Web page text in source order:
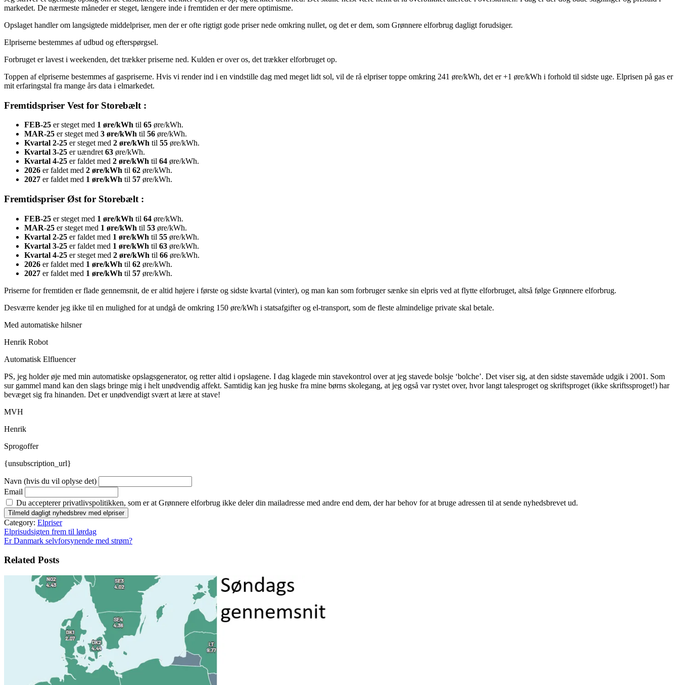
markedet. De nærmeste måneder er steget, længere inde i fremtiden er der mere optimisme.
Opslaget handler om langsigtede middelpriser, men der er ofte rigtigt gode priser nede omkring nullet, og det er dem, som Grønnere elforbrug dagligt forudsiger.
Elpriserne bestemmes af udbud og efterspørgsel.
Forbruget er lavest i weekenden, det trækker priserne ned. Kulden er over os, det trækker elforbruget op.
Toppen af elpriserne bestemmes af gaspriserne. Hvis vi render ind i en vindstille dag med meget lidt sol, vil de rå elpriser toppe omkring 241 øre/kWh, det er +1 øre/kWh i forhold til sidste uge. Elprisen på gas er
mit erfaringstal fra mange års data i elmarkedet.
Fremtidspriser Vest for Storebælt :
FEB-25 er steget med 1 øre/kWh til 65 øre/kWh.
MAR-25 er steget med 3 øre/kWh til 56 øre/kWh.
Kvartal 2-25 er steget med 2 øre/kWh til 55 øre/kWh.
Kvartal 3-25 er uændret 63 øre/kWh.
Kvartal 4-25 er faldet med 2 øre/kWh til 64 øre/kWh.
2026 er faldet med 2 øre/kWh til 62 øre/kWh.
2027 er faldet med 1 øre/kWh til 57 øre/kWh.
Fremtidspriser Øst for Storebælt :
FEB-25 er steget med 1 øre/kWh til 64 øre/kWh.
MAR-25 er steget med 1 øre/kWh til 53 øre/kWh.
Kvartal 2-25 er faldet med 1 øre/kWh til 55 øre/kWh.
Kvartal 3-25 er faldet med 1 øre/kWh til 63 øre/kWh.
Kvartal 4-25 er steget med 2 øre/kWh til 66 øre/kWh.
2026 er faldet med 1 øre/kWh til 62 øre/kWh.
2027 er faldet med 1 øre/kWh til 57 øre/kWh.
Priserne for fremtiden er flade gennemsnit, de er altid højere i første og sidste kvartal (vinter), og man kan som forbruger sænke sin elpris ved at flytte elforbruget, altså følge Grønnere elforbrug.
Desværre kender jeg ikke til en mulighed for at undgå de omkring 150 øre/kWh i statsafgifter og el-transport, som de fleste almindelige private skal betale.
Med automatiske hilsner
Henrik Robot
Automatisk Elfluencer
PS, jeg holder øje med min automatiske opslagsgenerator, og retter altid i opslagene. I dag klagede min stavekontrol over at jeg stavede bolsje ‘bolche’. Det viser sig, at den sidste stavemåde udgik i 2001. Som
sur gammel mand kan den slags bringe mig i helt unødvendig affekt. Samtidig kan jeg huske fra mine børns skolegang, at jeg også var rystet over, hvor langt talesproget og skriftsproget (ikke skriftssproget!) har
bevæget sig fra hinanden. Det er unødvendigt svært at lære at stave!
MVH
Henrik
Sprogoffer
{unsubscription_url}
Navn (hvis du vil oplyse det)
Email
Du accepterer privatlivspolitikken, som er at Grønnere elforbrug ikke deler din mailadresse med andre end dem, der har behov for at bruge adressen til at sende nyhedsbrevet ud.
Category: Elpriser
Indlægsnavigation
Elprisudsigten frem til lørdag
Er Danmark selvforsynende med strøm?
Related Posts